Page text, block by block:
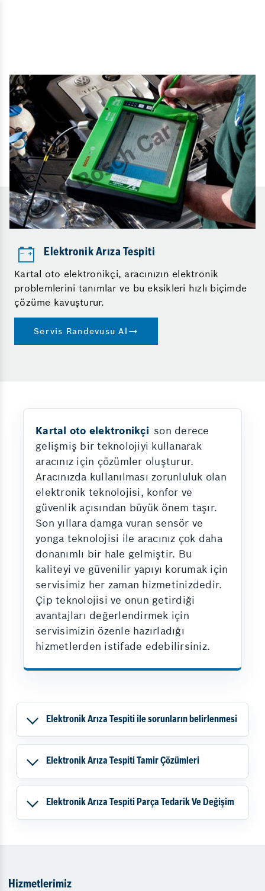
Elektronik Arıza Tespiti
Kartal oto elektronikçi, aracınızın elektronik
problemlerini tanımlar ve bu eksikleri hızlı biçimde
çözüme kavuşturur.
Servis Randevusu Al
Kartal oto elektronikçi son derece
gelişmiş bir teknolojiyi kullanarak
aracınız için çözümler oluşturur.
Aracınızda kullanılması zorunluluk olan
elektronik teknolojisi, konfor ve
güvenlik açısından büyük önem taşır.
Son yıllara damga vuran sensör ve
yonga teknolojisi ile aracınız çok daha
donanımlı bir hale gelmiştir. Bu
kaliteyi ve güvenilir yapıyı korumak için
servisimiz her zaman hizmetinizdedir.
Çip teknolojisi ve onun getirdiği
avantajları değerlendirmek için
servisimizin özenle hazırladığı
hizmetlerden istifade edebilirsiniz.
Elektronik Arıza Tespiti ile sorunların belirlenmesi
Elektronik Arıza Tespiti Tamir Çözümleri
Elektronik Arıza Tespiti Parça Tedarik Ve Değişim
Hizmetlerimiz